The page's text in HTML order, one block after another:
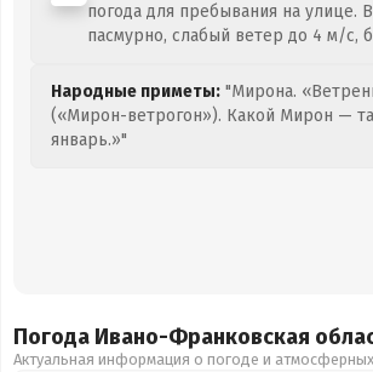
погода для пребывания на улице.
пасмурно, слабый ветер до 4 м/с,
Народные приметы: "Мирона.
(«Мирон-ветрогон»). Какой Мирон —
январь.»"
Погода Ивано-Франковская
Актуальная информация о погоде и